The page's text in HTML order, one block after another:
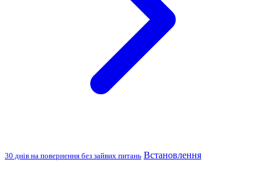
30 днів на повернення без зайвих питань Встановлення